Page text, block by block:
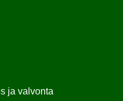
ja val­von­ta